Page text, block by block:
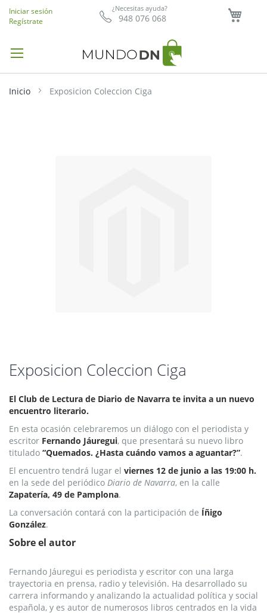
¿Necesitas ayuda?
948 076 068
Iniciar sesión
Regístrate
Inicio Exposicion Coleccion Ciga
Exposicion Coleccion Ciga
El Club de Lectura de Diario de Navarra te invita a un nuevo
encuentro literario.
En esta ocasión celebraremos un diálogo con el periodista y
escritor Fernando Jáuregui, que presentará su nuevo libro
titulado “Quemados. ¿Hasta cuándo vamos a aguantar?”.
El encuentro tendrá lugar el viernes 12 de junio a las 19:00 h.
en la sede del periódico Diario de Navarra, en la calle
Zapatería, 49 de Pamplona.
La conversación contará con la participación de Íñigo
González.
Sobre el autor
Fernando Jáuregui es periodista y escritor con una larga
trayectoria en prensa, radio y televisión. Ha desarrollado su
carrera informando y analizando la actualidad política y social
española, y es autor de numerosos libros centrados en la vida
Saltar
al
de
la
galería
imágenes